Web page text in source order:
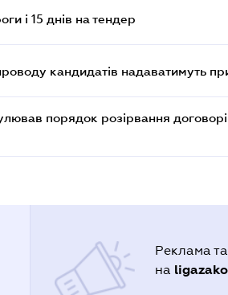
і 15 днів на тендер
кандидатів надаватимуть
порядок розірвання
Реклама
на